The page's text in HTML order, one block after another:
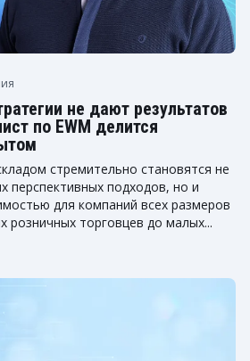
не дают результатов
по EWM делится
стремительно становятся не
перспективных подходов, но и
для компаний всех размеров
розничных торговцев до малых...